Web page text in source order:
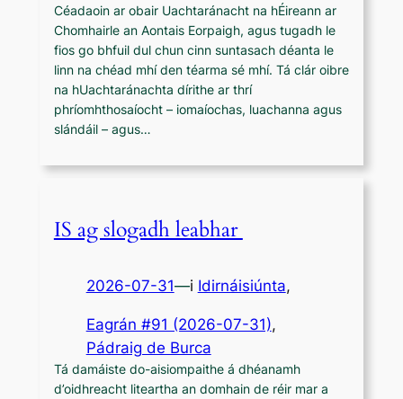
Céadaoin ar obair Uachtaránacht na hÉireann ar
Chomhairle an Aontais Eorpaigh, agus tugadh le
fios go bhfuil dul chun cinn suntasach déanta le
linn na chéad mhí den téarma sé mhí. Tá clár oibre
na hUachtaránachta dírithe ar thrí
phríomhthosaíocht – iomaíochas, luachanna agus
slándáil – agus…
IS ag slogadh leabhar
2026-07-31—i Idirnáisiúnta,
Eagrán #91 (2026-07-31)
Pádraig de Burca
Tá damáiste do-aisiompaithe á dhéanamh
d’oidhreacht liteartha an domhain de réir mar a